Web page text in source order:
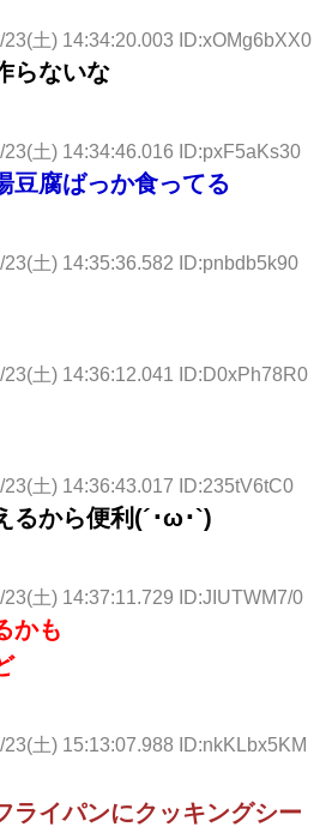
23(土) 14:34:20.003 ID:xOMg6bXX0
らないな
23(土) 14:34:46.016 ID:pxF5aKs30
豆腐ばっか食ってる
23(土) 14:35:36.582 ID:pnbdb5k90
23(土) 14:36:12.041 ID:D0xPh78R0
23(土) 14:36:43.017 ID:235tV6tC0
るから便利(´･ω･`)
23(土) 14:37:11.729 ID:JIUTWM7/0
かも
23(土) 15:13:07.988 ID:nkKLbx5KM
ライパンにクッキングシー